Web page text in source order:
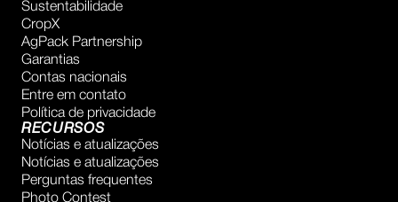
Sustentabilidade
CropX
AgPack Partnership
Garantias
Contas nacionais
Entre em contato
Política de privacidade
RECURSOS
Notícias e atualizações
Notícias e atualizações
Perguntas frequentes
Photo Contest